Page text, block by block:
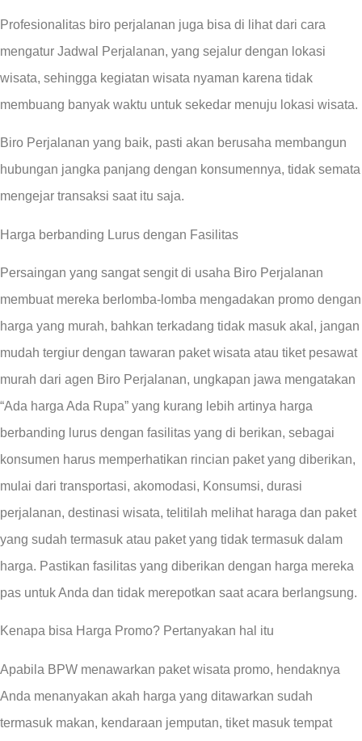
Profesionalitas biro perjalanan juga bisa di lihat dari cara
mengatur Jadwal Perjalanan, yang sejalur dengan lokasi
wisata, sehingga kegiatan wisata nyaman karena tidak
membuang banyak waktu untuk sekedar menuju lokasi wisata.
Biro Perjalanan yang baik, pasti akan berusaha membangun
hubungan jangka panjang dengan konsumennya, tidak semata
mengejar transaksi saat itu saja.
Harga berbanding Lurus dengan Fasilitas
Persaingan yang sangat sengit di usaha Biro Perjalanan
membuat mereka berlomba-lomba mengadakan promo dengan
harga yang murah, bahkan terkadang tidak masuk akal, jangan
mudah tergiur dengan tawaran paket wisata atau tiket pesawat
murah dari agen Biro Perjalanan, ungkapan jawa mengatakan
“Ada harga Ada Rupa” yang kurang lebih artinya harga
berbanding lurus dengan fasilitas yang di berikan, sebagai
konsumen harus memperhatikan rincian paket yang diberikan,
mulai dari transportasi, akomodasi, Konsumsi, durasi
perjalanan, destinasi wisata, telitilah melihat haraga dan paket
yang sudah termasuk atau paket yang tidak termasuk dalam
harga. Pastikan fasilitas yang diberikan dengan harga mereka
pas untuk Anda dan tidak merepotkan saat acara berlangsung.
Kenapa bisa Harga Promo? Pertanyakan hal itu
Apabila BPW menawarkan paket wisata promo, hendaknya
Anda menanyakan akah harga yang ditawarkan sudah
termasuk makan, kendaraan jemputan, tiket masuk tempat